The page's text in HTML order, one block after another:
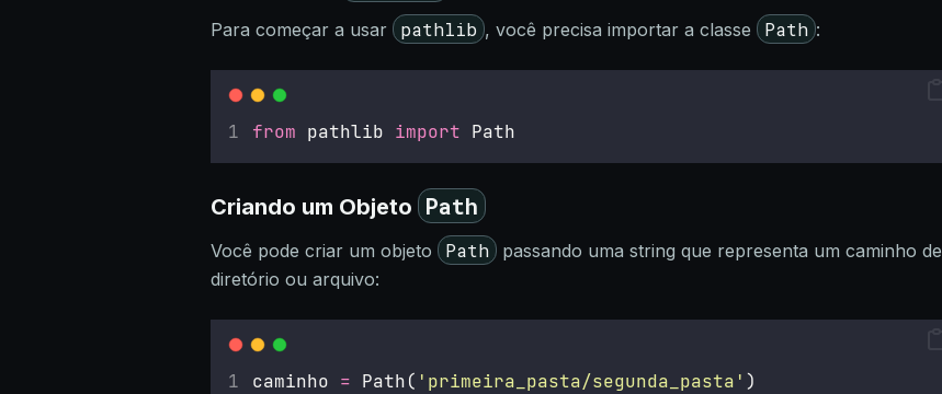
Para começar a usar pathlib , você precisa importar a classe Path :
from pathlib import Path
Criando um Objeto Path
Você pode criar um objeto Path
passando uma string que representa um caminho de
diretório ou arquivo:
caminho = Path( ' primeira_pasta/segunda_pasta ' )